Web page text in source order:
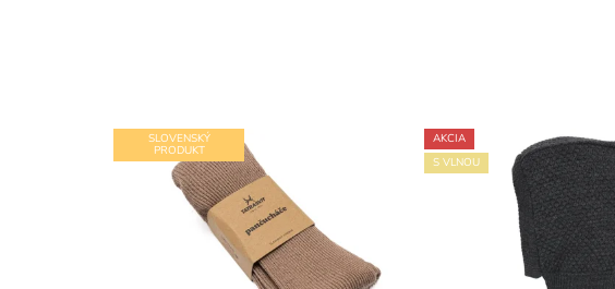
SLOVENSKÝ
PRODUKT
AKCIA
S VLNOU